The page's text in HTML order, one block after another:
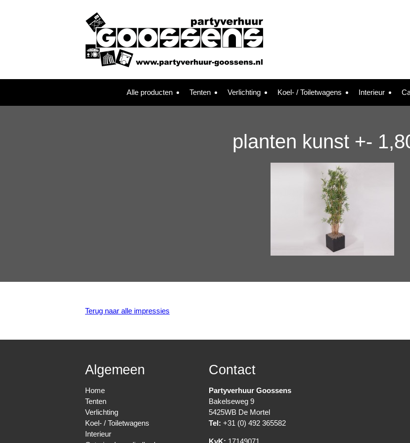
Alle producten Tenten Verlichting Koel- / Toiletwagens Interieur
planten kunst +-
Terug naar alle impressies
Algemeen
Home
Tenten
Verlichting
Koel- / Toiletwagens
Interieur
Contact
Partyverhuur Goossens
Bakelseweg 9
5425WB De Mortel
Tel: +31 (0) 492 365582
KvK: 17149071